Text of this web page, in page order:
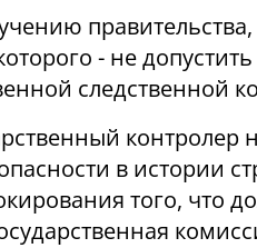
правительства,
- не допустить
следственной
контролер
в истории
того, что